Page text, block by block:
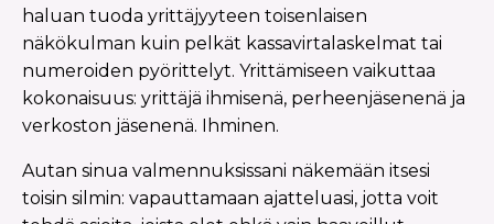
haluan tuoda yrittäjyyteen toisenlaisen
näkökulman kuin pelkät kassavirtalaskelmat tai
numeroiden pyörittelyt. Yrittämiseen vaikuttaa
kokonaisuus: yrittäjä ihmisenä, perheenjäsenenä ja
verkoston jäsenenä. Ihminen.
Autan sinua valmennuksissani näkemään itsesi
toisin silmin: vapauttamaan ajatteluasi, jotta voit